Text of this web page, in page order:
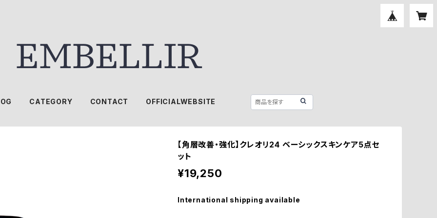
CATEGORY CONTACT OFFICIALWEBSITE
【角層改善・強化】クレオリ24 ベーシックスキンケア5点セ
ット
¥19,250
International shipping available